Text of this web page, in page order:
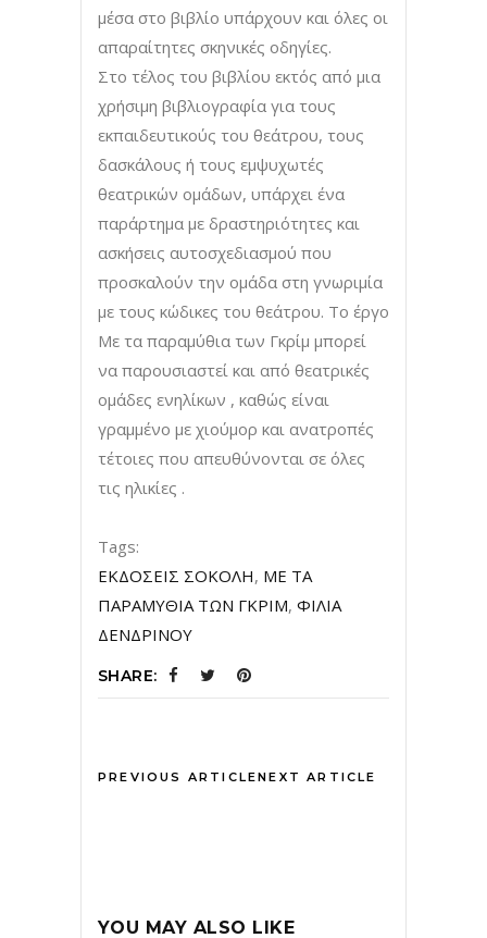
μέσα στο βιβλίο υπάρχουν και όλες οι
απαραίτητες σκηνικές οδηγίες.
Στο τέλος του βιβλίου εκτός από μια
χρήσιμη βιβλιογραφία για τους
εκπαιδευτικούς του θεάτρου, τους
δασκάλους ή τους εμψυχωτές
θεατρικών ομάδων, υπάρχει ένα
παράρτημα με δραστηριότητες και
ασκήσεις αυτοσχεδιασμού που
προσκαλούν την ομάδα στη γνωριμία
με τους κώδικες του θεάτρου. Το έργο
Με τα παραμύθια των Γκρίμ μπορεί
να παρουσιαστεί και από θεατρικές
ομάδες ενηλίκων , καθώς είναι
γραμμένο με χιούμορ και ανατροπές
τέτοιες που απευθύνονται σε όλες
τις ηλικίες .
Tags:
ΕΚΔΟΣΕΙΣ ΣΟΚΟΛΗ, ΜΕ ΤΑ
ΠΑΡΑΜΥΘΙΑ ΤΩΝ ΓΚΡΙΜ, ΦΙΛΙΑ
ΔΕΝΔΡΙΝΟΥ
SHARE:
PREVIOUS ARTICLENEXT ARTICLE
YOU MAY ALSO LIKE